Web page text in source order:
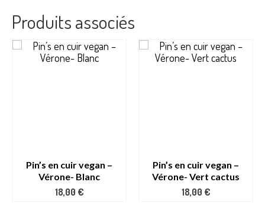
Produits associés
Pin’s en cuir vegan –
Vérone- Blanc
18,00 €
Pin’s en cuir vegan –
Vérone- Vert cactus
18,00 €